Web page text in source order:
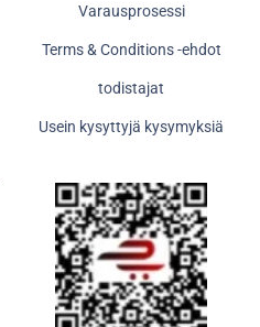
Varausprosessi
Terms & Conditions -ehdot
todistajat
Usein kysyttyjä kysymyksiä